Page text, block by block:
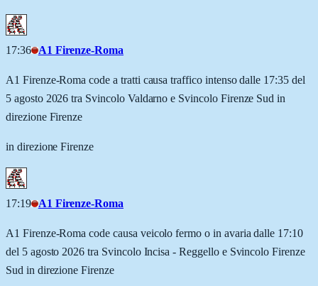
17:36 A1 Firenze-Roma
A1 Firenze-Roma code a tratti causa traffico intenso dalle 17:35 del
5 agosto 2026 tra Svincolo Valdarno e Svincolo Firenze Sud in
direzione Firenze
in direzione Firenze
17:19 A1 Firenze-Roma
A1 Firenze-Roma code causa veicolo fermo o in avaria dalle 17:10
del 5 agosto 2026 tra Svincolo Incisa - Reggello e Svincolo Firenze
Sud in direzione Firenze